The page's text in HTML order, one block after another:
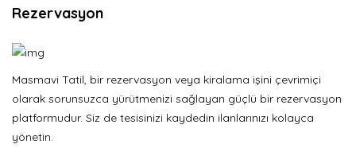
Rezervasyon
Masmavi Tatil, bir rezervasyon veya kiralama işini çevrimiçi
olarak sorunsuzca yürütmenizi sağlayan güçlü bir rezervasyon
platformudur. Siz de tesisinizi kaydedin ilanlarınızı kolayca
yönetin.